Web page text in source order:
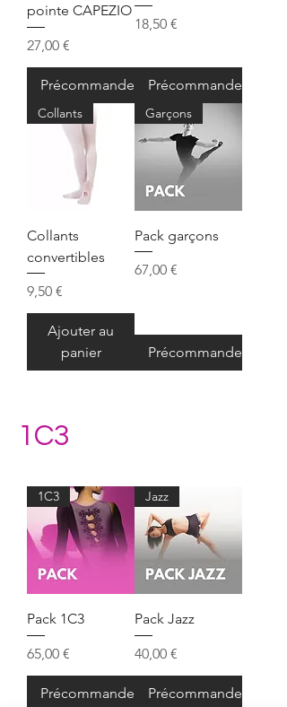
pointe CAPEZIO
Prix
27,00 €
Précommander
Prix
18,50 €
Précommander
Collants
Collants
convertibles
Prix
9,50 €
Ajouter au
panier
Garçons
Pack garçons
Prix
67,00 €
Précommander
1C3
1C3
Pack 1C3
Prix
65,00 €
Précommander
Jazz
Pack Jazz
Prix
40,00 €
Précommander